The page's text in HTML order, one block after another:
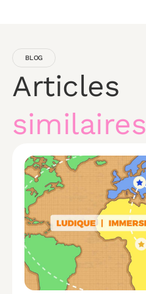
BLOG
Articles
similaires